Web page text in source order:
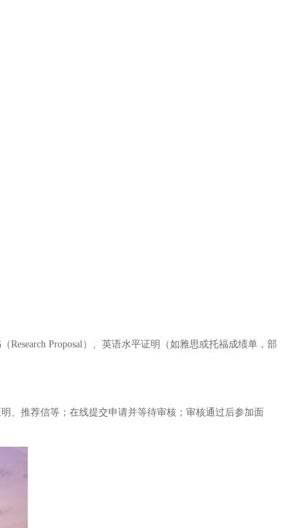
Proposal）、英语水平证明（如雅思或托福成绩单，部
、推荐信等；在线提交申请并等待审核；审核通过后参加面